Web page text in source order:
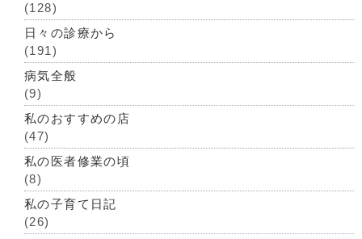
(128)
日々の診療から
(191)
病気全般
(9)
私のおすすめの店
(47)
私の医者修業の頃
(8)
私の子育て日記
(26)